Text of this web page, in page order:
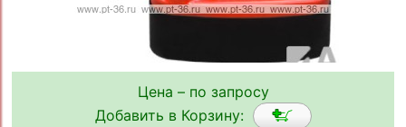
Цена – по запросу
Добавить в Корзину: